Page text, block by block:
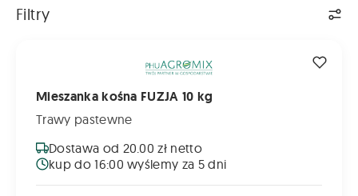
Filtry
Mieszanka kośna FUZJA 10 kg
Trawy pastewne
Dostawa od 20.00 zł netto
kup do 16:00 wyślemy za 5 dni